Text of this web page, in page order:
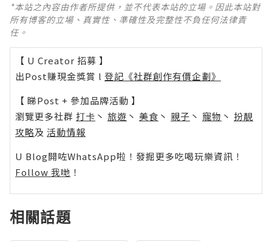
*本站之內容由作者所提供，並不代表本站的立場。因此本站對
所有博客的立場、真實性、準確性及完整性不負任何法律責
任。
【 U Creator 招募 】
出Post賺現金獎賞 l 登記《社群創作有價企劃》
【 睇Post + 參加品牌活動 】
瀏覽更多社群 打卡 丶 旅遊 丶 美食 丶 親子 丶 寵物 丶 扮靚
攻略及 活動情報
U Blog開咗WhatsApp啦！發掘更多吃喝玩樂資訊！
Follow 我哋 ！
相關話題